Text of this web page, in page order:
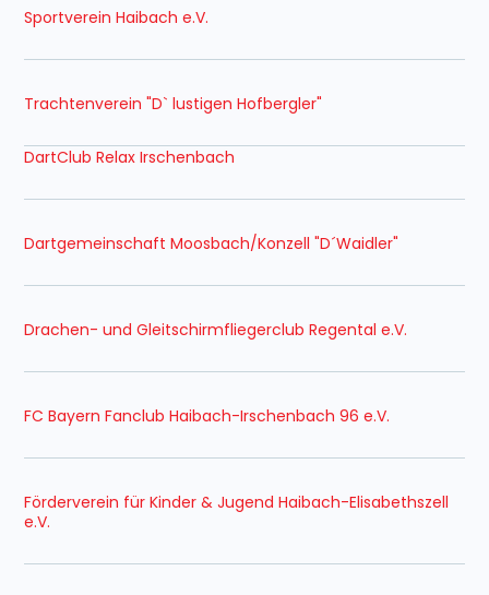
Sportverein Haibach e.V.
Trachtenverein "D` lustigen Hofbergler"
DartClub Relax Irschenbach
Dartgemeinschaft Moosbach/Konzell "D´Waidler"
Drachen- und Gleitschirmfliegerclub Regental e.V.
FC Bayern Fanclub Haibach-Irschenbach 96 e.V.
Förderverein für Kinder & Jugend Haibach-Elisabethszell
e.V.